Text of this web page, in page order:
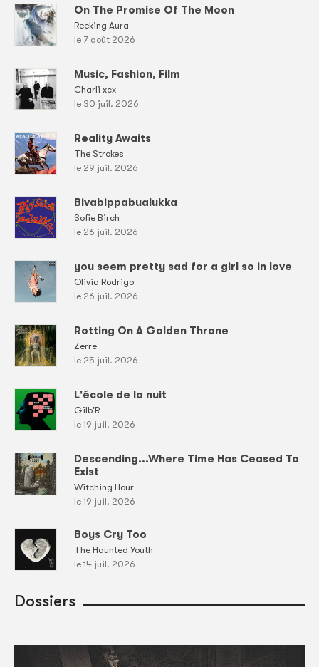
On The Promise Of The Moon
Reeking Aura
le 7 août 2026
Music, Fashion, Film
Charli xcx
le 30 juil. 2026
Reality Awaits
The Strokes
le 29 juil. 2026
Bivabippabualukka
Sofie Birch
le 26 juil. 2026
you seem pretty sad for a girl so in love
Olivia Rodrigo
le 26 juil. 2026
Rotting On A Golden Throne
Zerre
le 25 juil. 2026
L'école de la nuit
Gilb'R
le 19 juil. 2026
Descending...Where Time Has Ceased To
Exist
Witching Hour
le 19 juil. 2026
Boys Cry Too
The Haunted Youth
le 14 juil. 2026
Dossiers